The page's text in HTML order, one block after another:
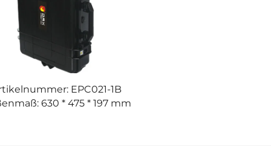
EPC021-1B
630 * 475 * 197 mm